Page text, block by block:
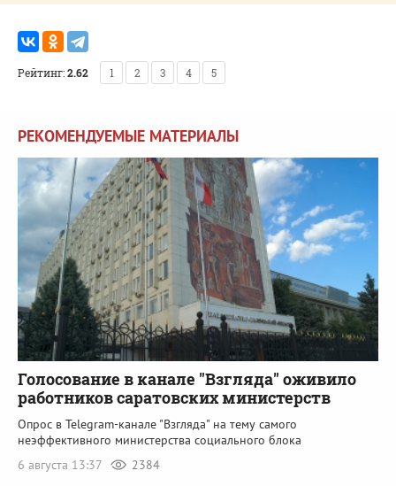
Рейтинг:2.62 1 2 3 4 5
РЕКОМЕНДУЕМЫЕ МАТЕРИАЛЫ
Голосование в канале "Взгляда" оживило
работников саратовских министерств
Опрос в Telegram-канале "Взгляда" на тему самого
неэффективного министерства социального блока
6 августа 13:37
2384